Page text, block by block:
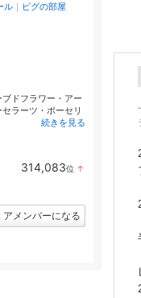
ル ｜ ピグの部屋
ドフラワー・アー
ラーツ・ポーセリ
続きを見る
314,083位 ↑
アメンバーになる